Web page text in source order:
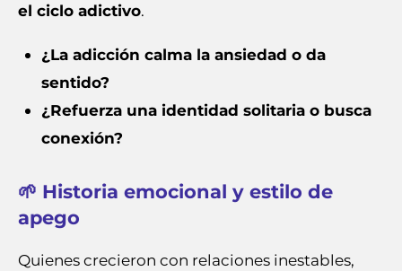
el ciclo adictivo.
¿La adicción calma la ansiedad o da
sentido?
¿Refuerza una identidad solitaria o busca
conexión?
🌱 Historia emocional y estilo de
apego
Quienes crecieron con relaciones inestables,